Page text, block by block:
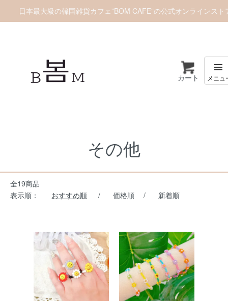
日本最大級の韓国雑貨カフェ”BOM CAFE”の公式オンラインスト
カート
その他
全19商品
表示順：
おすすめ順 / 価格順 / 新着順